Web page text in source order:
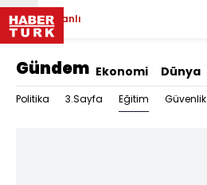
Canlı
Gündem Ekonomi Dünya
Politika 3.Sayfa Eğitim Güvenlik